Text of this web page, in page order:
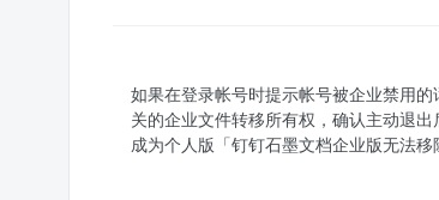
如果在登录帐号时提示帐号被企业禁用的
关的企业文件转移所有权，确认主动退
成为个人版「钉钉石墨文档企业版无法移